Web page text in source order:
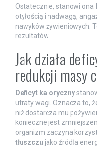
Ostatecznie, stanowi ona
otyłością i nadwagą,
nawyków żywieniowych.
rezultatów.
Jak działa
redukcji masy
Deficyt kaloryczny
utraty wagi. Oznacza to,
niż dostarcza mu
konieczne jest
organizm zaczyna
tłuszczu jako źródła